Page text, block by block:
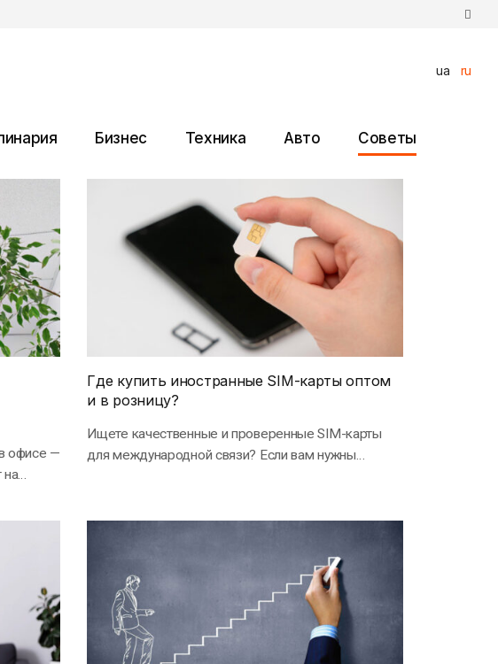
ua ru
Бизнес Техника Авто Советы
офисе —
на
Где купить иностранные SIM-карты оптом
и в розницу?
Ищете качественные и проверенные SIM-карты
для международной связи? Если вам нужны